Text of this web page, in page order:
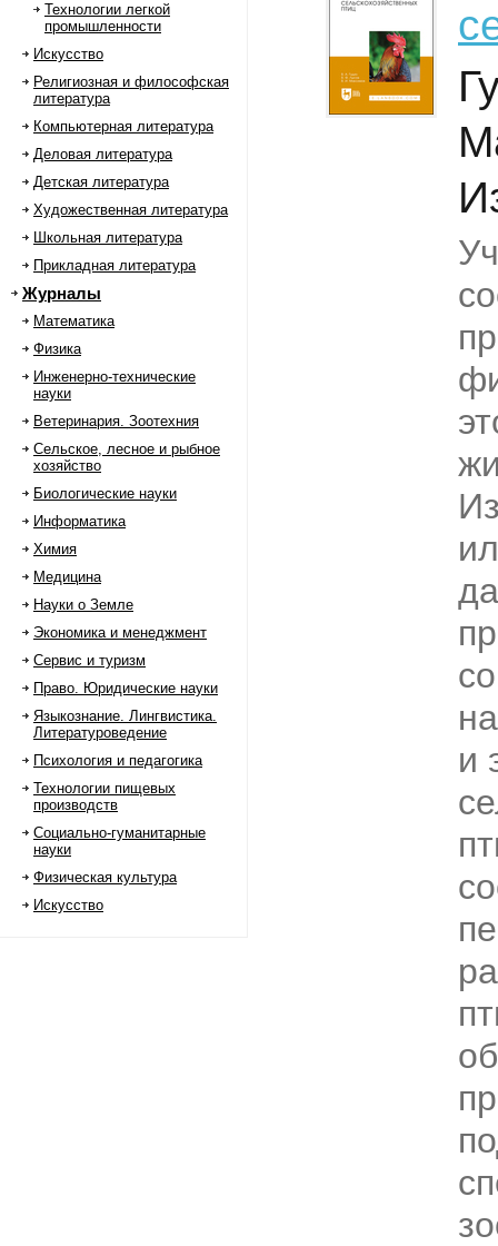
Технологии легкой
промышленности
Искусство
Религиозная и философская
литература
Компьютерная литература
Деловая литература
Детская литература
Художественная литература
Школьная литература
Прикладная литература
Журналы
Математика
Физика
Инженерно-технические
науки
Ветеринария. Зоотехния
Сельское, лесное и рыбное
хозяйство
Биологические науки
Информатика
Химия
Медицина
Науки о Земле
Экономика и менеджмент
Сервис и туризм
Право. Юридические науки
Языкознание. Лингвистика.
Литературоведение
Психология и педагогика
Технологии пищевых
производств
Социально-гуманитарные
науки
Физическая культура
Искусство
и